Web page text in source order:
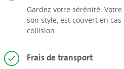
Gardez votre sérénité.
son style, est couvert en
collision.
Frais de transport